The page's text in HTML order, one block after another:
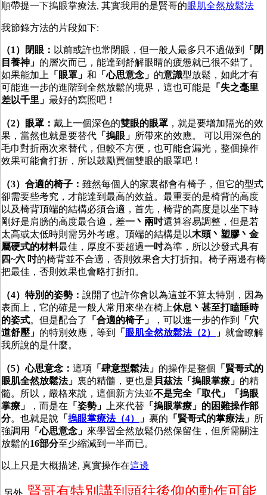
順帶提一下摀眼掌療法, 其實我用的是賢哥的眼肌全然放鬆法
我節錄方法的片段如下:
（1）閉眼： 以前或許也常閉眼，但一般人最多只不過做到
「閉
目養神」 的層次而已，能達到舒解眼睛的疲憊就已很不錯了。
如果能加上 「眼罩」 和 「心思意念」 的意識型放鬆，如此才有
可能進一步的進階到全然放鬆的境界，這也可能是 「失之毫里
差以千里」 最好的寫照吧！
（2）眼罩： 戴上一個深色的雙眼的眼罩 ，就是要增加隔光的效
果，當然也就是要替代 「摀眼」 所帶來的效應。 可以用深色的
毛巾對折兩次來替代，但較不方便，也可能會漏光，整個操作
效果可能會打折，所以鼓勵買個雙眼的眼罩吧！
（3）合適的椅子： 雖然每個人的家裏都會有椅子，但它的型式
卻需要些考究，才能達到最高的效益。最重要的是椅背的高度
以及椅背頂端的結構必須合適，首先，椅背的高度是以坐下時
剛好是肩膀的高度最合適，差一丶兩吋還算容易調整，但是若
太高或太低時則需另外考慮。頂端的結構是以木頭 丶 塑膠丶 金
屬硬式的材料最佳，厚度不要超過一吋為準，所以沙發式具有
四~六 吋的椅背並不合適，否則效果會大打折扣。椅子兩邊有椅
把最佳，否則效果也會略打折扣。
（4）特別的姿勢： 說開了也許你會以為這並不算太特別，因為
表面上，它的確是一般人常用來坐在椅上休息 丶 甚至打瞌睡時
的姿式。但是配合了 「合適的椅子」 ，可以進一步的作到
「穴
道舒壓」 的特別效應，等到 「 眼肌全然放鬆法（2） 」 就會瞭解
我所說的是什麼。
（5）心思意念： 這項 「肆意型鬆法」 的操作是整個 「賢哥式的
眼肌全然放鬆法」 裏的精髓，更也是 貝茲法「摀眼掌療」 的精
髓。所以，嚴格來說，這個新方法並不是完全「取代」「摀眼
掌療」
，而是在 「姿勢」 上來代替 「摀眼掌療」的困難操作部
分。也就是說 「 摀眼掌療法（4） 」 裏的 「賢哥式的掌療法」 所
強調用
「心思意念」 來學習全然放鬆仍然保留住，但所需關注
放鬆的16部分至少縮減到一半而已。
以上只是大概描述, 真實操作在這邊
賢哥有特別講到頭往後仰的動作可能